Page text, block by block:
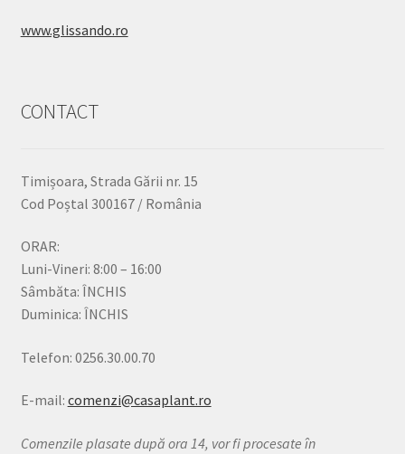
www.glissando.ro
CONTACT
Timișoara, Strada Gării nr. 15
Cod Poștal 300167 / România
ORAR:
Luni-Vineri: 8:00 – 16:00
Sâmbăta: ÎNCHIS
Duminica: ÎNCHIS
Telefon: 0256.30.00.70
E-mail: comenzi@casaplant.ro
Comenzile plasate după ora 14, vor fi procesate în